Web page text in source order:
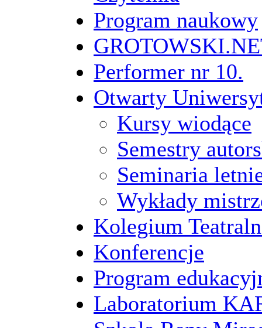
Program naukowy
Performer nr 10.
Otwarty
Kursy wiodące
Semestry
Seminaria
Wykłady
Kolegium
Konferencje
Program
Laboratorium